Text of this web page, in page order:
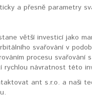
a přesně parametry
větší investicí jako
svařování v
procesu svařování
rychlou návratnost této
ant s.r.o. a naši